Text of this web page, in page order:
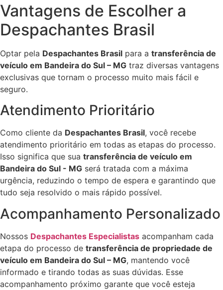
Vantagens de Escolher a
Despachantes Brasil
Optar pela Despachantes Brasil para a transferência de
veículo em Bandeira do Sul – MG traz diversas vantagens
exclusivas que tornam o processo muito mais fácil e
seguro.
Atendimento Prioritário
Como cliente da Despachantes Brasil, você recebe
atendimento prioritário em todas as etapas do processo.
Isso significa que sua transferência de veículo em
Bandeira do Sul - MG será tratada com a máxima
urgência, reduzindo o tempo de espera e garantindo que
tudo seja resolvido o mais rápido possível.
Acompanhamento Personalizado
Nossos Despachantes Especialistas acompanham cada
etapa do processo de transferência de propriedade de
veículo em Bandeira do Sul – MG, mantendo você
informado e tirando todas as suas dúvidas. Esse
acompanhamento próximo garante que você esteja